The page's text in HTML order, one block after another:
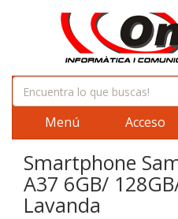
Menú Acceso
Smartphone
A37 6GB/
Lavanda